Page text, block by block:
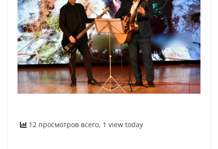
12 просмотров всего, 1 view today